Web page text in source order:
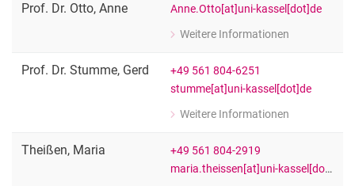
Prof. Dr. Otto, Anne
Anne.Otto[at]uni-kassel[dot]de
Weitere Informationen
zu Prof. Dr. Anne Otto
Prof. Dr. Stumme, Gerd
+49 561 804-6251
stumme[at]uni-kassel[dot]de
Weitere Informationen
zu Prof. Dr. Gerd Stumme
Theißen, Maria
+49 561 804-2919
maria.theissen[at]uni-kassel[dot]de